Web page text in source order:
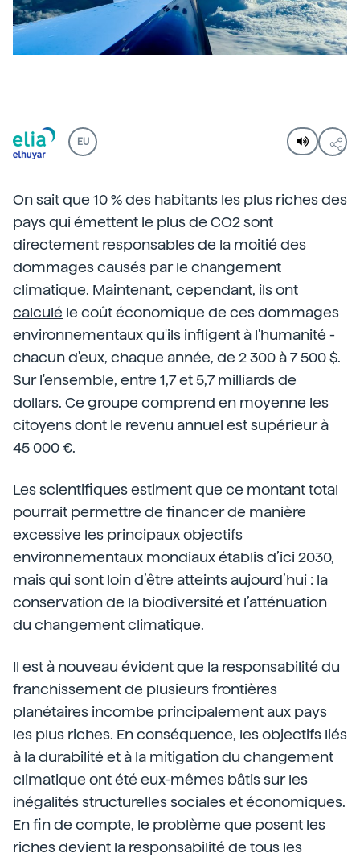
EU
On sait que 10 % des habitants les plus riches des
pays qui émettent le plus de CO2 sont
directement responsables de la moitié des
dommages causés par le changement
climatique. Maintenant, cependant, ilsont
calculé le coût économique de ces dommages
environnementaux qu'ils infligent à l'humanité -
chacun d'eux, chaque année, de 2 300 à 7 500 $.
Sur l'ensemble, entre 1,7 et 5,7 milliards de
dollars. Ce groupe comprend en moyenne les
citoyens dont le revenu annuel est supérieur à
45 000 €.
Les scientifiques estiment que ce montant total
pourrait permettre de financer de manière
excessive les principaux objectifs
environnementaux mondiaux établis d’ici 2030,
mais qui sont loin d’être atteints aujourd’hui : la
conservation de la biodiversité et l’atténuation
du changement climatique.
Il est à nouveau évident que la responsabilité du
franchissement de plusieurs frontières
planétaires incombe principalement aux pays
les plus riches. En conséquence, les objectifs liés
à la durabilité et à la mitigation du changement
climatique ont été eux-mêmes bâtis sur les
inégalités structurelles sociales et économiques.
En fin de compte, le problème que posent les
riches devient la responsabilité de tous les